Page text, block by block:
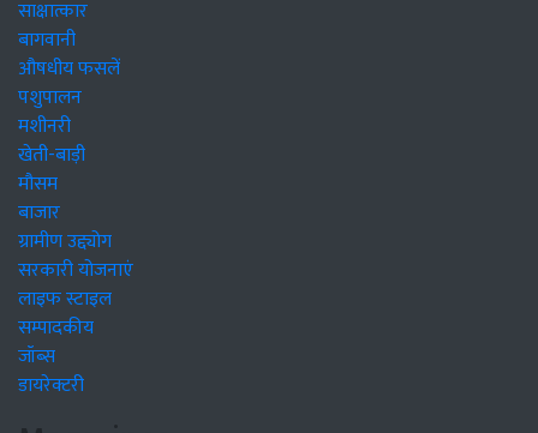
साक्षात्कार
बागवानी
औषधीय फसलें
पशुपालन
मशीनरी
खेती-बाड़ी
मौसम
बाजार
ग्रामीण उद्द्योग
सरकारी योजनाएं
लाइफ स्टाइल
सम्पादकीय
जॉब्स
डायरेक्टरी